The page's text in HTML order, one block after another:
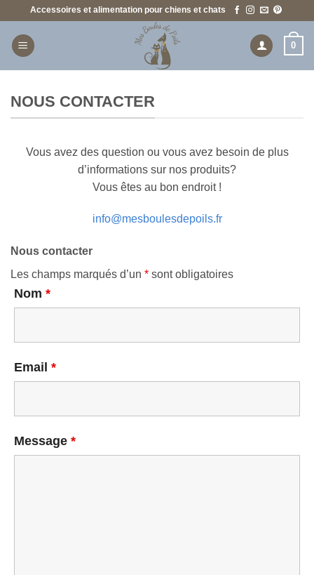
Passer
contenu
Accessoires et alimentation pour chiens et chats
0
NOUS CONTACTER
Vous avez des question ou vous avez besoin de plus
d’informations sur nos produits?
Vous êtes au bon endroit !
info@mesboulesdepoils.fr
Nous contacter
Les champs marqués d’un * sont obligatoires
Nom *
Email *
Message *